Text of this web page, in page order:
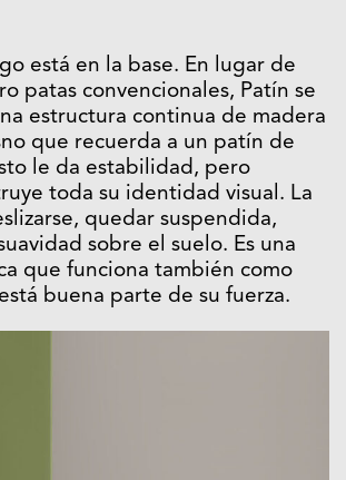
está en la base. En lugar de
patas convencionales, Patín se
estructura continua de madera
que recuerda a un patín de
le da estabilidad, pero
toda su identidad visual. La
quedar suspendida,
sobre el suelo. Es una
que funciona también como
buena parte de su fuerza.